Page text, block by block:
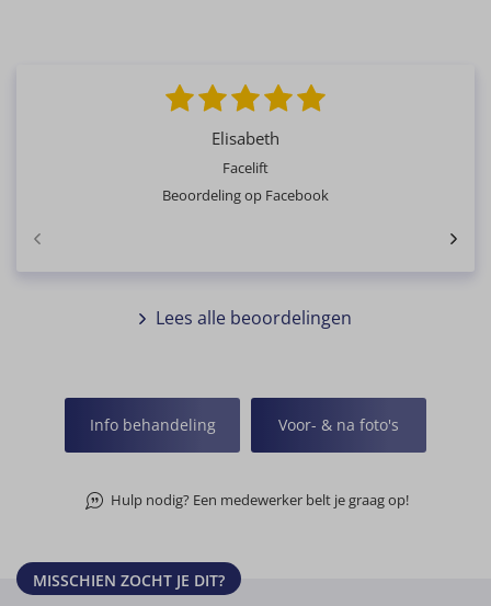
Elisabeth
Facelift
Beoordeling op Facebook
Lees alle beoordelingen
Info behandeling Voor- & na foto's
Hulp nodig? Een medewerker belt je graag op!
MISSCHIEN ZOCHT JE DIT?